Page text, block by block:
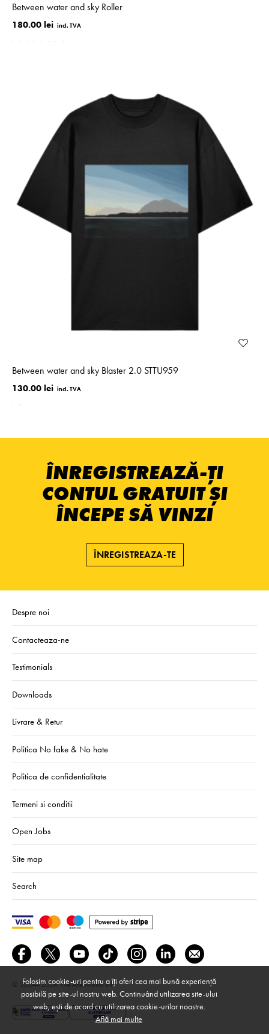
Between water and sky Roller
180.00 lei
Between water and sky Blaster 2.0 STTU959
130.00 lei
ÎNREGISTREAZĂ-ȚI
CONTUL GRATUIT ȘI
ÎNCEPE SĂ VINZI
ÎNREGISTREAZA-TE
Despre noi
Contacteaza-ne
Testimonials
Downloads
Livrare & Retur
Politica No fake & No hate
Politica de confidentialitate
Termeni si conditii
Open Jobs
Site map
Search
© 2024–2026 We Are Mono srl
Folosim cookie-uri pentru a îți oferi cea mai bună experiență
posibilă pe site-ul nostru web. Continuând utilizarea site-ului
web, ești de acord cu utilizarea cookie-urilor noastre.
Află mai multe